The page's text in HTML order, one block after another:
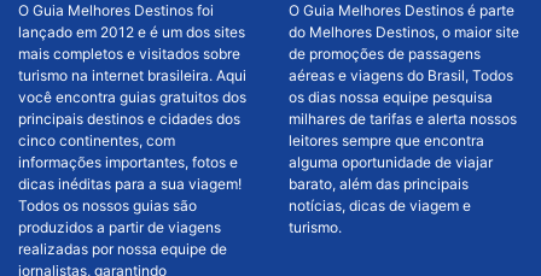
O Guia Melhores Destinos foi
lançado em 2012 e é um dos sites
mais completos e visitados sobre
turismo na internet brasileira. Aqui
você encontra guias gratuitos dos
principais destinos e cidades dos
cinco continentes, com
informações importantes, fotos e
dicas inéditas para a sua viagem!
Todos os nossos guias são
produzidos a partir de viagens
realizadas por nossa equipe de
jornalistas, garantindo
O Guia Melhores Destinos é parte
do Melhores Destinos, o maior site
de promoções de passagens
aéreas e viagens do Brasil, Todos
os dias nossa equipe pesquisa
milhares de tarifas e alerta nossos
leitores sempre que encontra
alguma oportunidade de viajar
barato, além das principais
notícias, dicas de viagem e
turismo.